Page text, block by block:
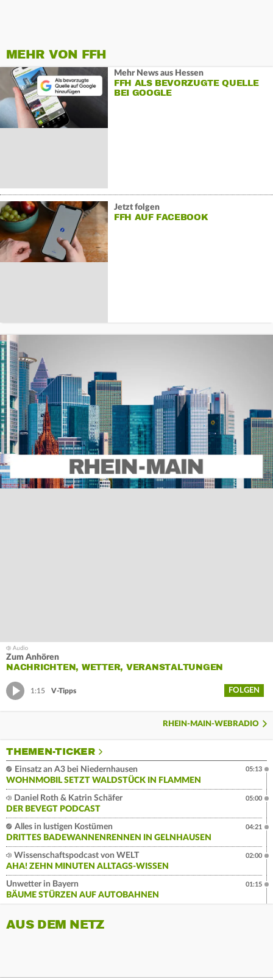
MEHR VON FFH
Mehr News aus Hessen
FFH ALS BEVORZUGTE QUELLE
BEI GOOGLE
Jetzt folgen
FFH AUF FACEBOOK
Zum Anhören
NACHRICHTEN, WETTER, VERANSTALTUNGEN
1:15 V-Tipps FOLGEN
RHEIN-MAIN-WEBRADIO
THEMEN-TICKER
Einsatz an A3 bei Niedernhausen
WOHNMOBIL SETZT WALDSTÜCK IN FLAMMEN
05:13
Daniel Roth & Katrin Schäfer
DER BEVEGT PODCAST
05:00
Alles in lustigen Kostümen
DRITTES BADEWANNENRENNEN IN GELNHAUSEN
04:21
Wissenschaftspodcast von WELT
AHA! ZEHN MINUTEN ALLTAGS-WISSEN
02:00
Unwetter in Bayern
BÄUME STÜRZEN AUF AUTOBAHNEN
01:15
AUS DEM NETZ